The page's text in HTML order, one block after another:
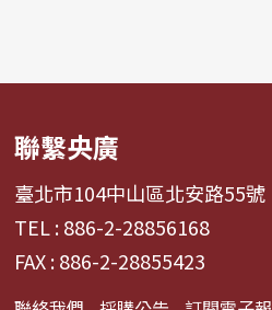
聯繫央廣
臺北市104中山區北安路55號
TEL : 886-2-28856168
FAX : 886-2-28855423